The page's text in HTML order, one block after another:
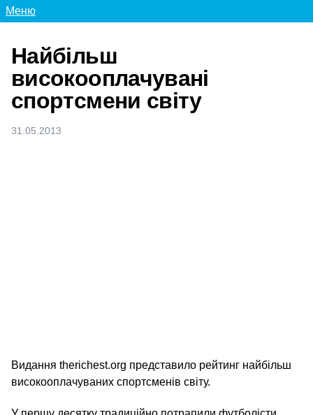
Меню
Найбільш
високооплачувані
спортсмени світу
31.05.2013
Видання therichest.org представило рейтинг найбільш
високооплачуваних спортсменів світу.